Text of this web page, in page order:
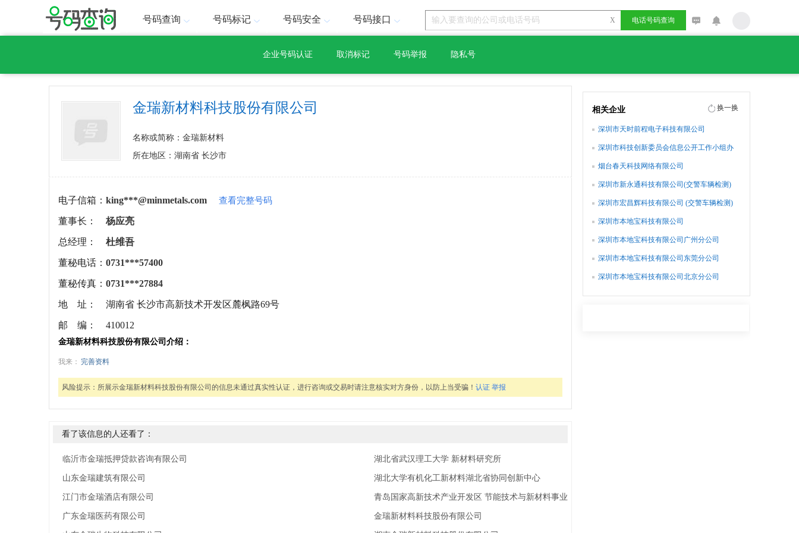
号码查询 号码标记 号码安全 号码接口 X 电话号码查询
企业号码认证 取消标记 号码举报 隐私号
金瑞新材料科技股份有限公司
名称或简称：金瑞新材料
所在地区：湖南省 长沙市
电子信箱： king***@minmetals.com 查看完整号码
董事长： 杨应亮
总经理： 杜维吾
董秘电话： 0731***57400
董秘传真： 0731***27884
地 址： 湖南省 长沙市高新技术开发区麓枫路69号
邮 编： 410012
金瑞新材料科技股份有限公司介绍：
我来： 完善资料
风险提示： 所展示金瑞新材料科技股份有限公司的信息未通过真实性认证，进行咨询或交易时请注意核实对方身份，以防上当受骗！ 认证 举报
看了该信息的人还看了：
临沂市金瑞抵押贷款咨询有限公司
山东金瑞建筑有限公司
江门市金瑞酒店有限公司
广东金瑞医药有限公司
湖北省武汉理工大学 新材料研究所
湖北大学有机化工新材料湖北省协同创新中心
青岛国家高新技术产业开发区 节能技术与新材料事业部
金瑞新材料科技股份有限公司
相关企业 换一换
深圳市天时前程电子科技有限公司
深圳市科技创新委员会信息公开工作小组办
烟台春天科技网络有限公司
深圳市新永通科技有限公司(交警车辆检测)
深圳市宏昌辉科技有限公司 (交警车辆检测)
深圳市本地宝科技有限公司
深圳市本地宝科技有限公司广州分公司
深圳市本地宝科技有限公司东莞分公司
深圳市本地宝科技有限公司北京分公司